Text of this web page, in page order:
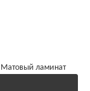
ламинат